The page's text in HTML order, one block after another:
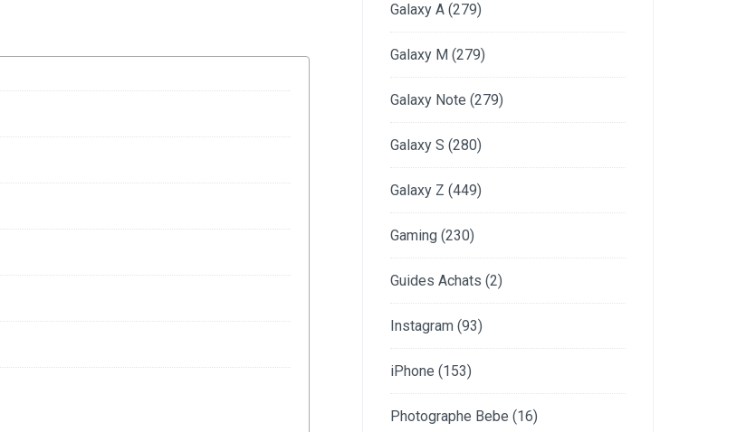
Galaxy A (279)
Galaxy M (279)
Galaxy Note (279)
Galaxy S (280)
Galaxy Z (449)
Gaming (230)
Guides Achats (2)
Instagram (93)
iPhone (153)
Photographe Bebe (16)